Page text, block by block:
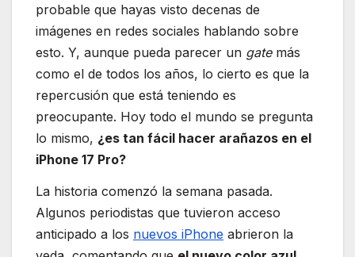
probable que hayas visto decenas de
imágenes en redes sociales hablando sobre
esto. Y, aunque pueda parecer un gatemás
como el de todos los años, lo cierto es que la
repercusión que está teniendo es
preocupante. Hoy todo el mundo se pregunta
lo mismo, ¿es tan fácil hacer arañazos en el
iPhone 17 Pro?
La historia comenzó la semana pasada.
Algunos periodistas que tuvieron acceso
anticipado a los nuevos iPhone abrieron la